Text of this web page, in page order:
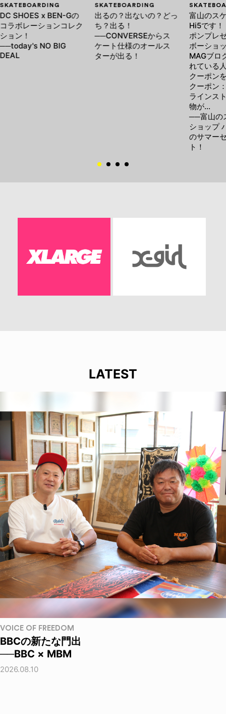
SKATEBOARDING
DC SHOES x BEN-Gの
コラボレーションコレク
ション！
──today's NO BIG
DEAL
SKATEBOARDING
出るの？出ないの？どっ
ち？出る！
──CONVERSEからス
ケート仕様のオールス
ターが出る！
富山のス
Hi5です！
ポンプレ
ボーショ
MAGブロ
れている
クーポン
クーポン
ラインス
物が…
──富山の
ショップ
のサマー
ト！
LATEST
VOICE OF FREEDOM
BBCの新たな門出
──BBC × MBM
2026.08.10